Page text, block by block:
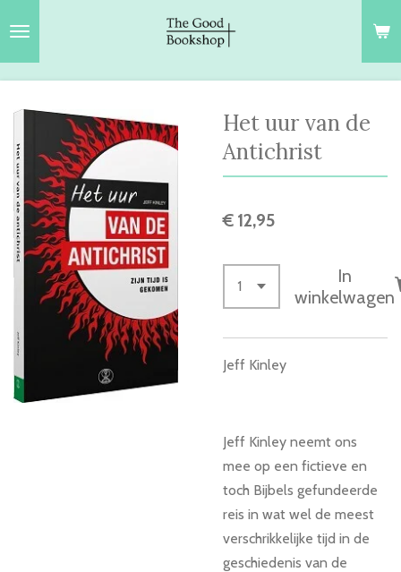
hoofdinhoud
Het uur van de
Antichrist
€ 12,95
In
winkelwagen
Jeff Kinley
Jeff Kinley neemt ons
mee op een fictieve en
toch Bijbels gefundeerde
reis in wat wel de meest
verschrikkelijke tijd in de
geschiedenis van de